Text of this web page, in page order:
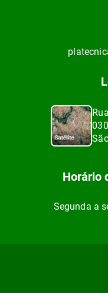
Horário
Segunda a